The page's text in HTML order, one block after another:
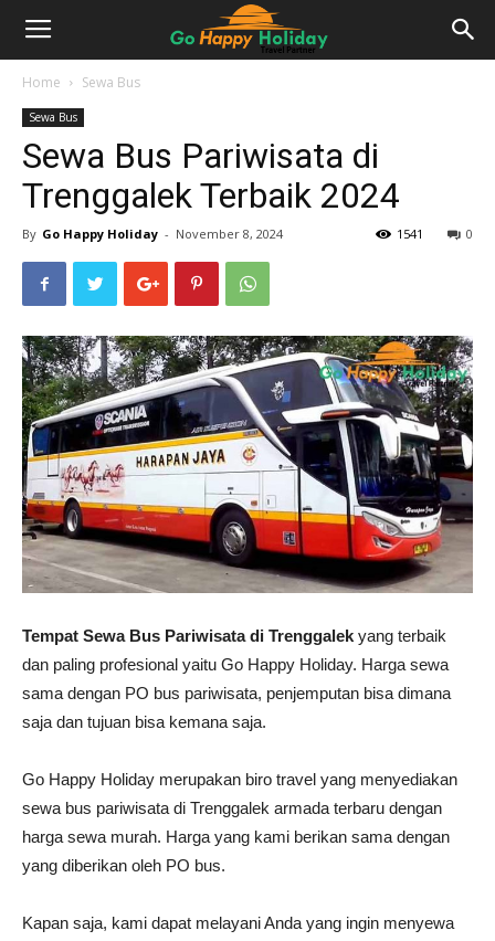
Home Sewa Bus
Sewa Bus
Sewa Bus Pariwisata di
Trenggalek Terbaik 2024
By Go Happy Holiday - November 8, 2024 0
1541
Tempat Sewa Bus Pariwisata di Trenggalek yang terbaik
dan paling profesional yaitu Go Happy Holiday. Harga sewa
sama dengan PO bus pariwisata, penjemputan bisa dimana
saja dan tujuan bisa kemana saja.
Go Happy Holiday merupakan biro travel yang menyediakan
sewa bus pariwisata di Trenggalek armada terbaru dengan
harga sewa murah. Harga yang kami berikan sama dengan
yang diberikan oleh PO bus.
Kapan saja, kami dapat melayani Anda yang ingin menyewa